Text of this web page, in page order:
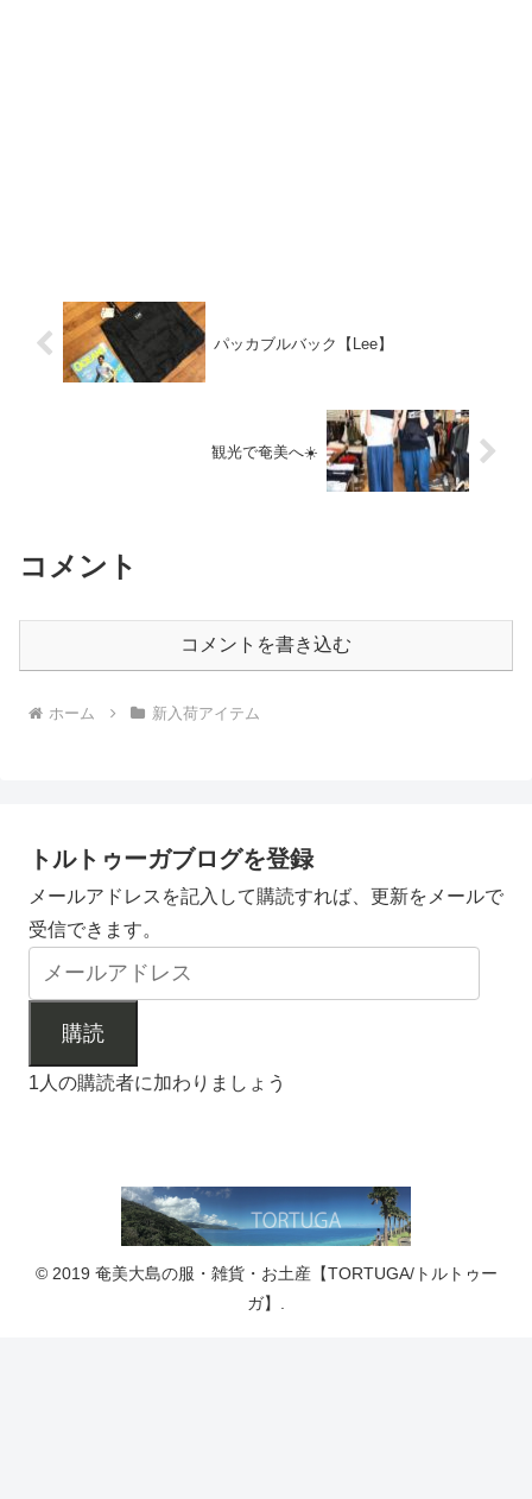
パッカブルバック【Lee】
観光で奄美へ☀️
コメント
コメントを書き込む
ホーム 新入荷アイテム
トルトゥーガブログを登録
メールアドレスを記入して購読すれば、更新をメールで
受信できます。
購読
1人の購読者に加わりましょう
© 2019 奄美大島の服・雑貨・お土産【TORTUGA/トルトゥー
ガ】.